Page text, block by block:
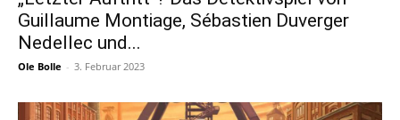
Guillaume Montiage, Sébastien Duverger
Nedellec und...
Ole Bolle - 3. Februar 2023